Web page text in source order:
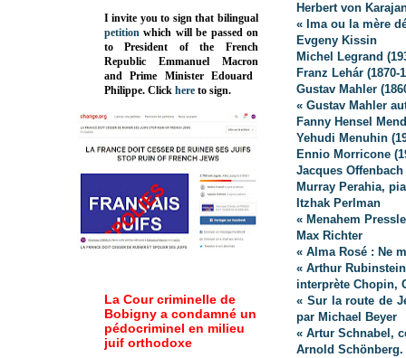
Herbert von
« Ima ou la mère
Evgeny Kissin
Michel Legrand
Franz Lehár (1870-
Gustav Mahler
« Gustav Mahler
Fanny Hensel
Yehudi Menuhin
Ennio Morricone
Jacques Offenbach
Murray Perahia,
Itzhak Perlman
« Menahem
Max Richter
« Alma Rosé : Ne
« Arthur
interprète Chopin,
« Sur la route de
par Michael Beyer
« Artur Schnabel,
Arnold
I invite you to sign that bilingual
petition which will be passed on
to President of the French
Republic Emmanuel Macron
and Prime MinisterEdouard
Philippe. Click here to sign.
La Cour criminelle de
Bobigny a condamné un
pédocriminel en milieu
juif orthodoxe